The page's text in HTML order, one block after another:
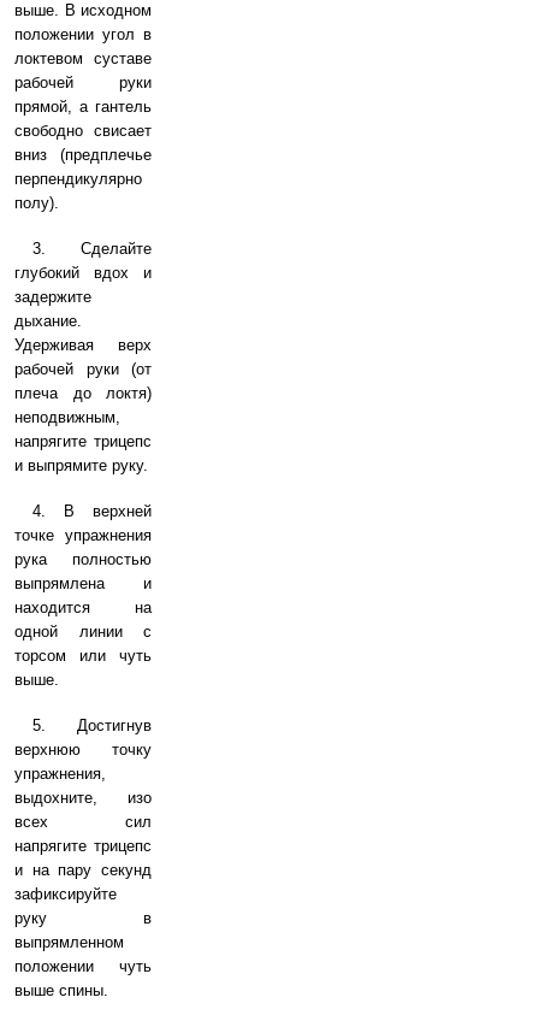
выше. В исходном
положении угол в
локтевом суставе
рабочей руки
прямой, а гантель
свободно свисает
вниз (предплечье
перпендикулярно
полу).
3. Сделайте
глубокий вдох и
задержите
дыхание.
Удерживая верх
рабочей руки (от
плеча до локтя)
неподвижным,
напрягите трицепс
и выпрямите руку.
4. В верхней
точке упражнения
рука полностью
выпрямлена и
находится на
одной линии с
торсом или чуть
выше.
5. Достигнув
верхнюю точку
упражнения,
выдохните, изо
всех сил
напрягите трицепс
и на пару секунд
зафиксируйте
руку в
выпрямленном
положении чуть
выше спины.